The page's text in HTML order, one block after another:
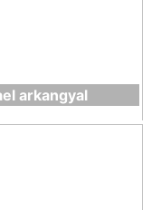
arkangyal